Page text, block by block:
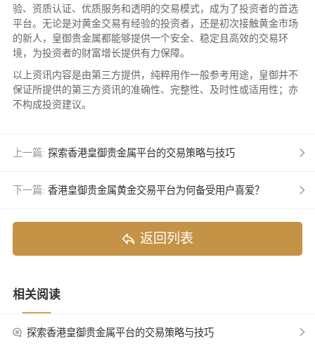
验、资质认证、优质服务和透明的交易模式，成为了投资者的首选
平台。无论是对黄金交易有经验的投资者，还是初次接触黄金市场
的新人，皇御贵金属都能够提供一个安全、稳定且高效的交易环
境，为投资者的财富增长提供有力保障。
以上资讯内容是由第三方提供，纯粹用作一般参考用途，皇御并不
保证所提供的第三方资讯的准确性、完整性、及时性或适用性；亦
不构成投资建议。
上一篇: 探索香港皇御贵金属平台的交易策略与技巧
下一篇: 香港皇御贵金属黄金交易平台为何备受用户喜爱？
返回列表
相关阅读
探索香港皇御贵金属平台的交易策略与技巧